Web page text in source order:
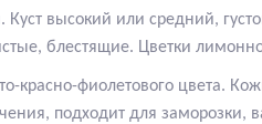
высокий или средний,
блестящие. Цветки
красно-фиолетового цвета.
подходит для